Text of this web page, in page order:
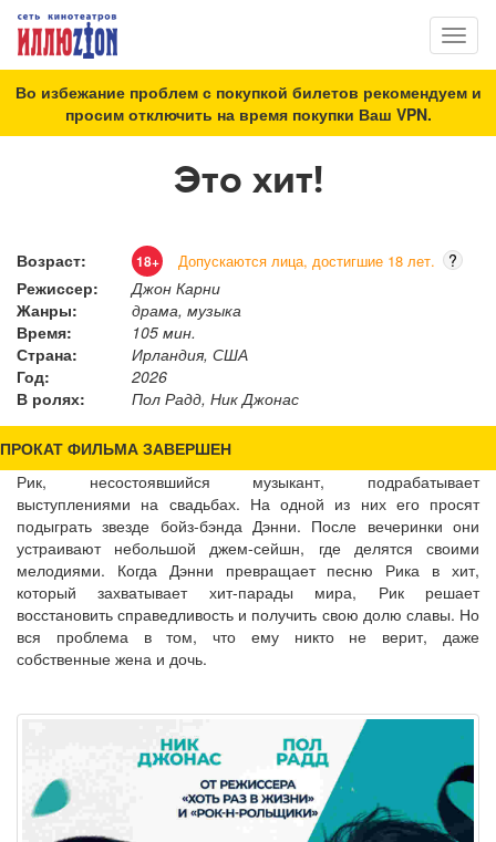
Во избежание проблем с покупкой билетов рекомендуем и
просим отключить на время покупки Ваш VPN.
Это хит!
Возраст: 18+ Допускаются лица, достигшие 18 лет.
?
Режиссер:
Джон Карни
Жанры:
драма, музыка
Время:
105 мин.
Страна:
Ирландия, США
Год:
2026
В ролях:
Пол Радд, Ник Джонас
ПРОКАТ ФИЛЬМА ЗАВЕРШЕН
Рик, несостоявшийся музыкант, подрабатывает
выступлениями на свадьбах. На одной из них его просят
подыграть звезде бойз-бэнда Дэнни. После вечеринки они
устраивают небольшой джем-сейшн, где делятся своими
мелодиями. Когда Дэнни превращает песню Рика в хит,
который захватывает хит-парады мира, Рик решает
восстановить справедливость и получить свою долю славы. Но
вся проблема в том, что ему никто не верит, даже
собственные жена и дочь.